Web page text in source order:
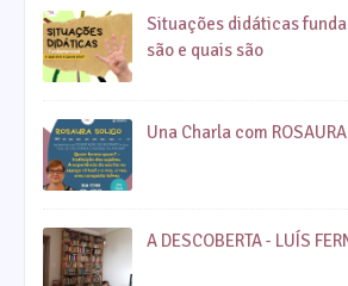
Situações didáticas
são e quais são
Una Charla com
A DESCOBERTA - LUÍS